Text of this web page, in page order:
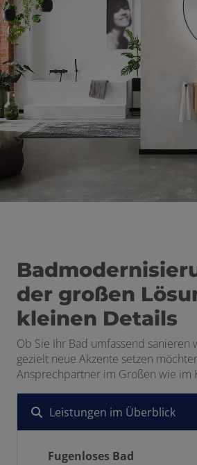
der großen
kleinen Details
Ob Sie Ihr Bad umfassend sanieren
gezielt neue Akzente setzen
Ansprechpartner im Großen wie im
Leistungen im Überblick
Fugenloses Bad